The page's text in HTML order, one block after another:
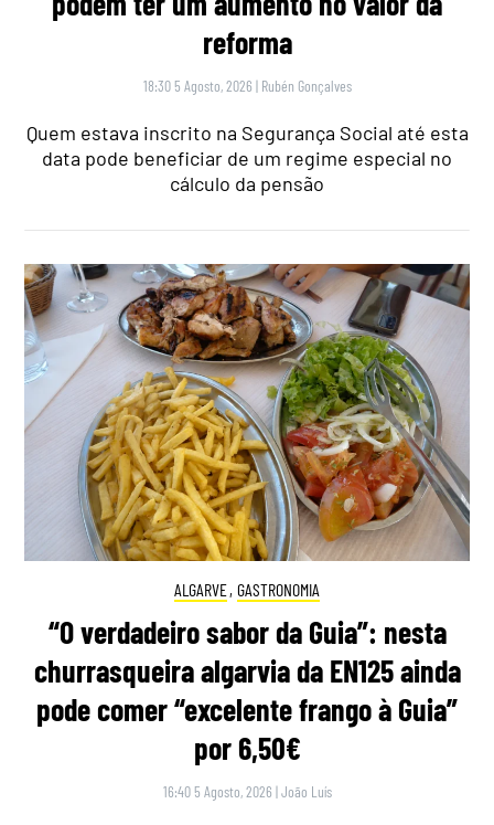
reforma
18:30 5 Agosto, 2026 | Rubén Gonçalves
Quem estava inscrito na Segurança Social até esta
data pode beneficiar de um regime especial no
cálculo da pensão
ALGARVE, GASTRONOMIA
“O verdadeiro sabor da Guia”: nesta
churrasqueira algarvia da EN125 ainda
pode comer “excelente frango à Guia”
por 6,50€
16:40 5 Agosto, 2026 |João Luís